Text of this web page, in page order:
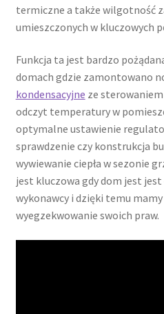
termiczne a także wilgotność
umieszczonych w kluczowych
Funkcja ta jest bardzo
domach gdzie zamontowano
kondensacyjne ze
odczyt temperatury w
optymalne ustawienie
sprawdzenie czy konstrukcja
wywiewanie ciepła w sezonie
jest kluczowa gdy dom jest
wykonawcy i dzięki temu mamy
wyegzekwowanie swoich praw.